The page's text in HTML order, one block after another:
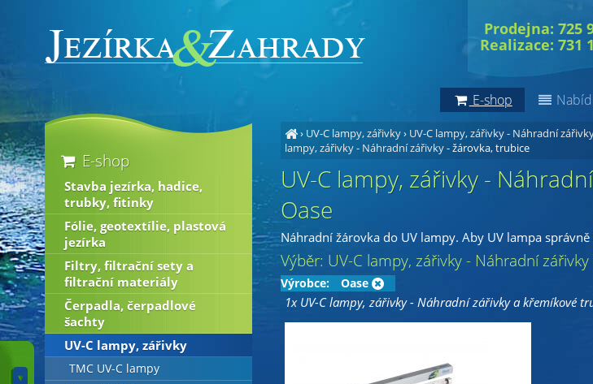
› UV-C lampy, zářivky› UV-C lampy, zářivky - Náhradní
lampy, zářivky - Náhradní zářivky- žárovka, trubice
UV-C lampy, zářivky -
Oase
Náhradní žárovka do UV lampy. Aby UV lampa
Výběr: UV-C lampy, zářivky - Náhradní
Výrobce: Oase
1x UV-C lampy, zářivky - Náhradní zářivky a křemíkové
E-shop
Stavba jezírka, hadice,
trubky, fitinky
Fólie, geotextílie, plastová
jezírka
Filtry, filtrační sety a
filtrační materiály
Čerpadla, čerpadlové
šachty
UV-C lampy, zářivky
TMC UV-C lampy
E-shop
Prodejna: 725
Realizace: 731